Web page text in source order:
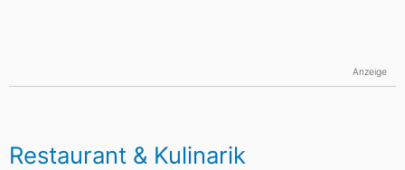
Anzeige
Restaurant & Kulinarik